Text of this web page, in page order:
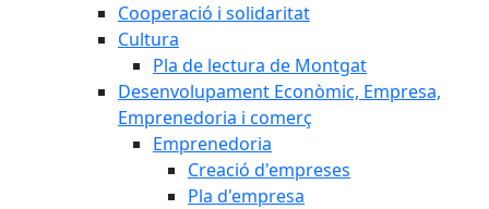
Cooperació i solidaritat
Cultura
Pla de lectura de Montgat
Desenvolupament Econòmic, Empresa,
Emprenedoria i comerç
Emprenedoria
Creació d'empreses
Pla d'empresa